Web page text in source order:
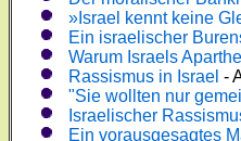
»Israel kennt keine
Ein israelischer
Warum Israels
Rassismus in Israel -
"Sie wollten nur
Israelischer
Ein vorausgesagtes